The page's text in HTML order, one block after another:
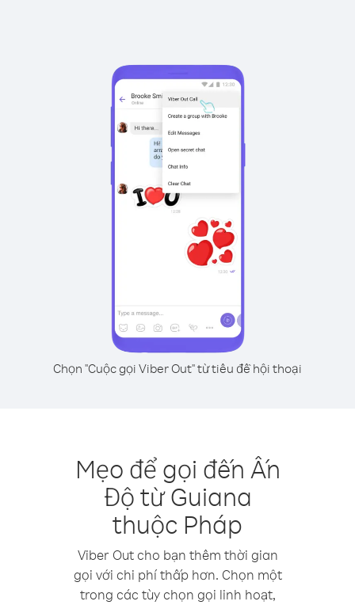
Chọn "Cuộc gọi Viber Out" từ tiêu đề hội thoại
Mẹo để gọi đến Ấn
Độ từ Guiana
thuộc Pháp
Viber Out cho bạn thêm thời gian
gọi với chi phí thấp hơn. Chọn một
trong các tùy chọn gọi linh hoạt,